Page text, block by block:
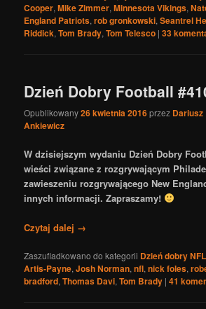
Cooper,Mike Zimmer,Minnesota Vikings,
England Patriots,rob gronkowski,Seantrel
Riddick,Tom Brady,Tom Telesco |33
Dzień Dobry Football
Opublikowany26 kwietnia 2016przez Dariusz
Ankiewicz
W dzisiejszym wydaniu Dzień Dobry
wieści związane z rozgrywającym
zawieszeniu rozgrywającego New
innych informacji. Zapraszamy!
Czytaj dalej →
Zaszufladkowano do kategorii Dzień dobry NFL
Artis-Payne,Josh Norman,nfl,nick foles,
bradford,Thomas Davi,Tom Brady |41